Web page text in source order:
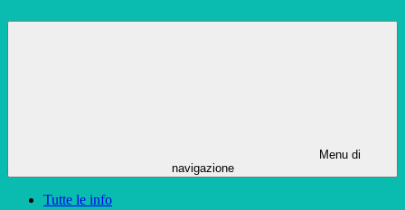
Menu di
navigazione
Tutte le info